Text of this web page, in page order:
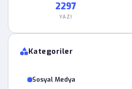
2297
YAZI
Kategoriler
Sosyal Medya